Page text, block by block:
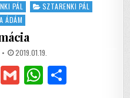
PÁL
SZTARENKI PÁL
ÁDÁM
PUBLISHED
DATE:
2019.01.19.
E G W